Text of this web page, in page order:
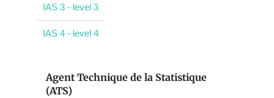
IAS 3 - level 3
IAS 4 - level 4
Agent Technique de la Statistique
(ATS)